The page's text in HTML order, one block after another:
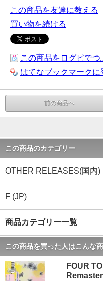
この商品を友達に教える
買い物を続ける
この商品をログピでつ
はてなブックマークに
前の商品へ
この商品のカテゴリー
OTHER RELEASES(国内)
F (JP)
商品カテゴリー一覧
この商品を買った人はこんな
FOUR